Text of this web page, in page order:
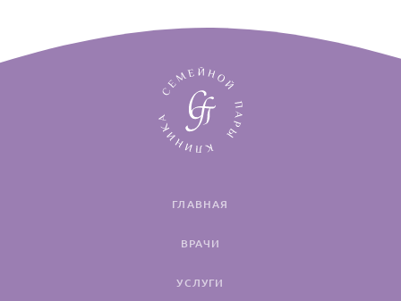
ГЛАВНАЯ
ВРАЧИ
УСЛУГИ